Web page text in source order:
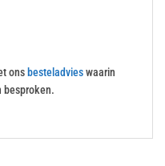
ons besteladvieswaarin
besproken.